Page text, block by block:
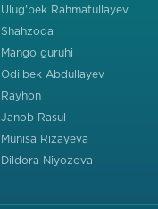
Ulug'bek Rahmatullayev
Shahzoda
Mango guruhi
Odilbek Abdullayev
Rayhon
Janob Rasul
Munisa Rizayeva
Dildora Niyozova